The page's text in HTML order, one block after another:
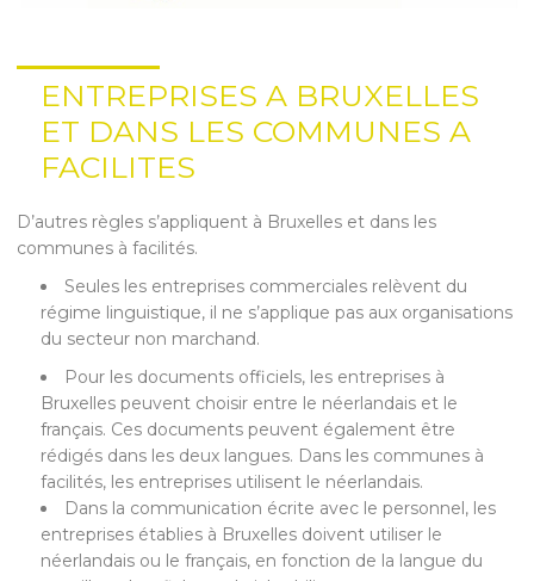
ENTREPRISES A BRUXELLES
ET DANS LES COMMUNES A
FACILITES
D’autres règles s’appliquent à Bruxelles et dans les
communes à facilités.
Seules les entreprises commerciales relèvent du
régime linguistique, il ne s’applique pas aux organisations
du secteur non marchand.
Pour les documents officiels, les entreprises à
Bruxelles peuvent choisir entre le néerlandais et le
français. Ces documents peuvent également être
rédigés dans les deux langues. Dans les communes à
facilités, les entreprises utilisent le néerlandais.
Dans la communication écrite avec le personnel, les
entreprises établies à Bruxelles doivent utiliser le
néerlandais ou le français, en fonction de la langue du